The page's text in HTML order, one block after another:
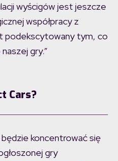
wyścigów jest jeszcze
współpracy z
podekscytowany tym, co
gry.”
Cars?
koncentrować się
gry